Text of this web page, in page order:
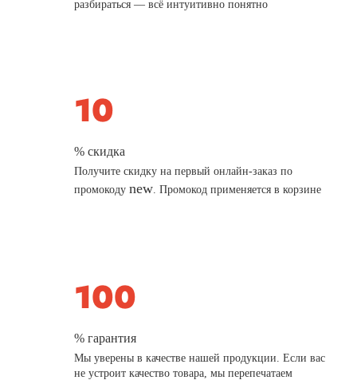
разбираться — всё интуитивно понятно
% скидка
Получите скидку на первый онлайн-заказ по
промокодуnew. Промокод применяется в корзине
% гарантия
Мы уверены в качестве нашей продукции. Если вас
не устроит качество товара, мы перепечатаем